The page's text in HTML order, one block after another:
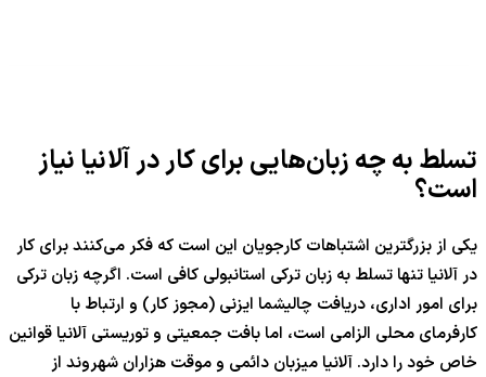
تسلط به چه زبان‌هایی برای کار در آلانیا نیاز
است؟
یکی از بزرگترین اشتباهات کارجویان این است که فکر می‌کنند برای کار
در آلانیا تنها تسلط به زبان ترکی استانبولی کافی است. اگرچه زبان ترکی
برای امور اداری، دریافت چالیشما ایزنی (مجوز کار) و ارتباط با
کارفرمای محلی الزامی است، اما بافت جمعیتی و توریستی آلانیا قوانین
خاص خود را دارد. آلانیا میزبان دائمی و موقت هزاران شهروند از